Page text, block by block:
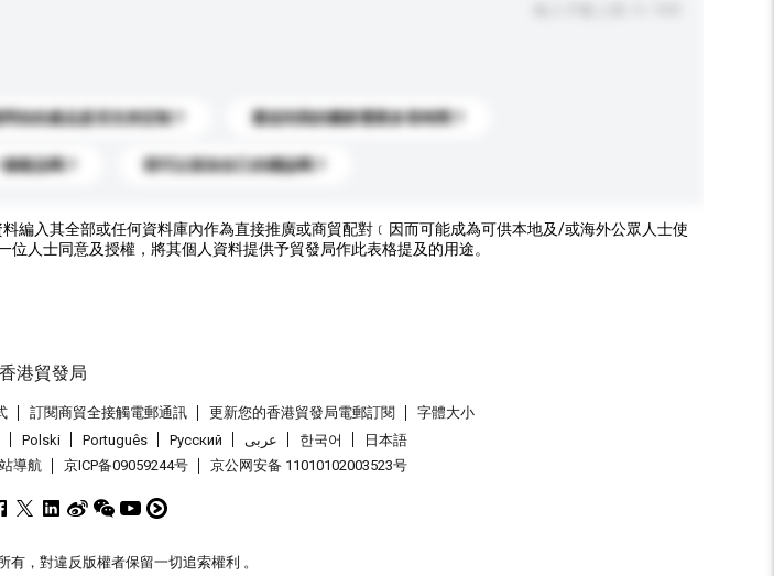
你的產品是否支持定制？ 運送到我的國家需要多長時間？
樣品嗎？ 我可以添加自己的標誌嗎？
編入其全部或任何資料庫內作為直接推廣或商貿配對﹝因而可能成為可供本地及/或海外公眾人士使
人士同意及授權，將其個人資料提供予貿發局作此表格提及的用途。
訂閱商貿全接觸電郵通訊 更新您的香港貿發局電郵訂閱
字體大小
Polski Português Pусский عربى 한국어
日本語
導航 京ICP备09059244号 京公网安备 11010102003523号
有，對違反版權者保留一切追索權利 。